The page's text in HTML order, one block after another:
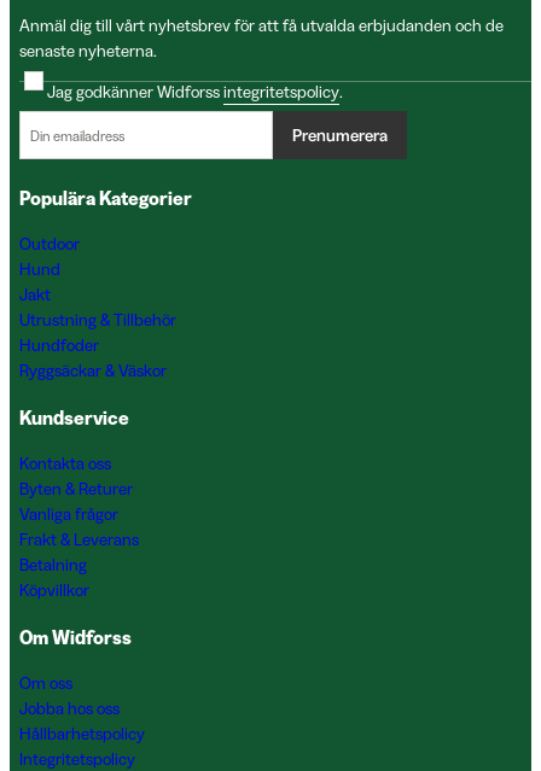
Anmäl dig till vårt nyhetsbrev för att få utvalda erbjudanden och de
senaste nyheterna.
Jag godkänner Widforssintegritetspolicy.
Prenumerera
Populära Kategorier
Outdoor
Hund
Jakt
Utrustning & Tillbehör
Hundfoder
Ryggsäckar & Väskor
Kundservice
Kontakta oss
Byten & Returer
Vanliga frågor
Frakt & Leverans
Betalning
Köpvillkor
Om Widforss
Om oss
Jobba hos oss
Hållbarhetspolicy
Integritetspolicy